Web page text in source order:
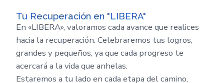
Tu Recuperación en "LIBERA"
En «LIBERA», valoramos cada avance que realices
hacia la recuperación. Celebraremos tus logros,
grandes y pequeños, ya que cada progreso te
acercará a la vida que anhelas.
Estaremos a tu lado en cada etapa del camino,